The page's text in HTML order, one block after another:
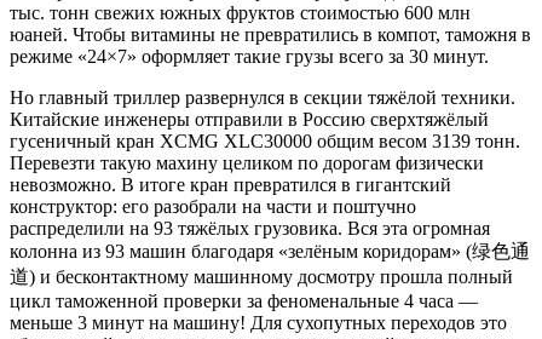
тыс. тонн свежих южных фруктов стоимостью 600 млн
юаней. Чтобы витамины не превратились в компот, таможня в
режиме «24×7» оформляет такие грузы всего за 30 минут.
Но главный триллер развернулся в секции тяжёлой техники.
Китайские инженеры отправили в Россию сверхтяжёлый
гусеничный кран XCMG XLC30000 общим весом 3139 тонн.
Перевезти такую махину целиком по дорогам физически
невозможно. В итоге кран превратился в гигантский
конструктор: его разобрали на части и поштучно
распределили на 93 тяжёлых грузовика. Вся эта огромная
колонна из 93 машин благодаря «зелёным коридорам» (绿色通
道) и бесконтактному машинному досмотру прошла полный
цикл таможенной проверки за феноменальные 4 часа —
меньше 3 минут на машину! Для сухопутных переходов это